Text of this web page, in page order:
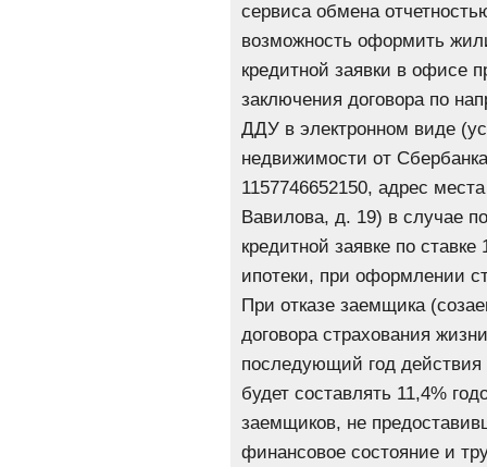
сервиса обмена
возможность оформить
кредитной заявки в офисе
заключения договора по
ДДУ в электронном виде
недвижимости от
1157746652150, адрес
Вавилова, д. 19) в случае
кредитной заявке по
ипотеки, при оформлении
При отказе заемщика
договора страхования
последующий год действия
будет составлять 11,4%
заемщиков, не
финансовое состояние и